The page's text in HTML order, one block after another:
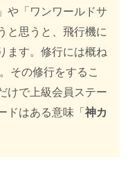
や「ワンワールドサ
と思うと、飛行機に
ます。修行には概ね
その修行をするこ
けで上級会員ステー
ドはある意味「 神カ